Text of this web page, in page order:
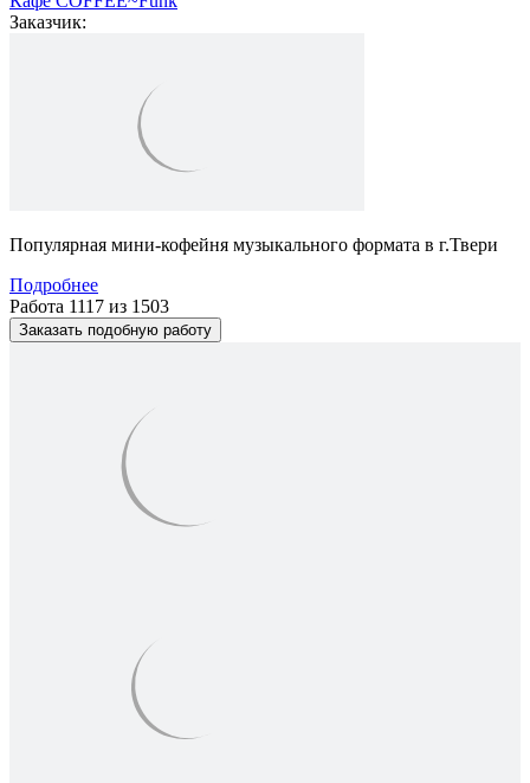
Заказчик:
Популярная мини-кофейня музыкального формата в г.Твери
Подробнее
Работа 1117 из 1503
Заказать подобную работу